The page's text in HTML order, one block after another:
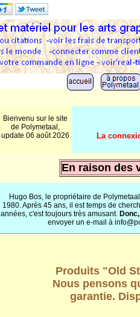
Bienvenu sur le site
de Polymetaal,
update 06 août 2026
La
En raison des
Hugo Bos, le propriétaire de
1980. Après 45 ans, il est temps de
années, c'est toujours très amusant.
envoyer un e-mail à
Produits "Old
Nous pensons
garantie.